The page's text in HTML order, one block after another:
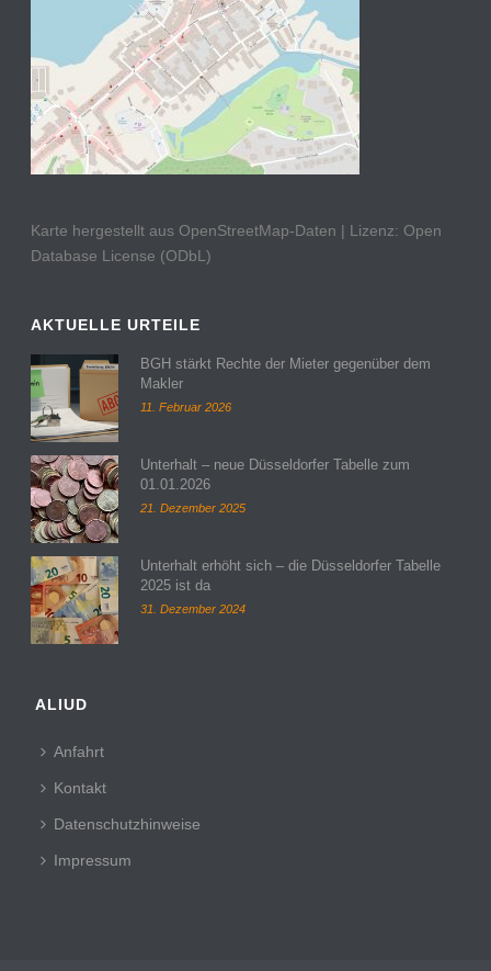
Karte hergestellt aus OpenStreetMap-Daten | Lizenz: Open
Database License (ODbL)
AKTUELLE URTEILE
BGH stärkt Rechte der Mieter gegenüber dem
Makler
11. Februar 2026
Unterhalt – neue Düsseldorfer Tabelle zum
01.01.2026
21. Dezember 2025
Unterhalt erhöht sich – die Düsseldorfer Tabelle
2025 ist da
31. Dezember 2024
ALIUD
Anfahrt
Kontakt
Datenschutzhinweise
Impressum